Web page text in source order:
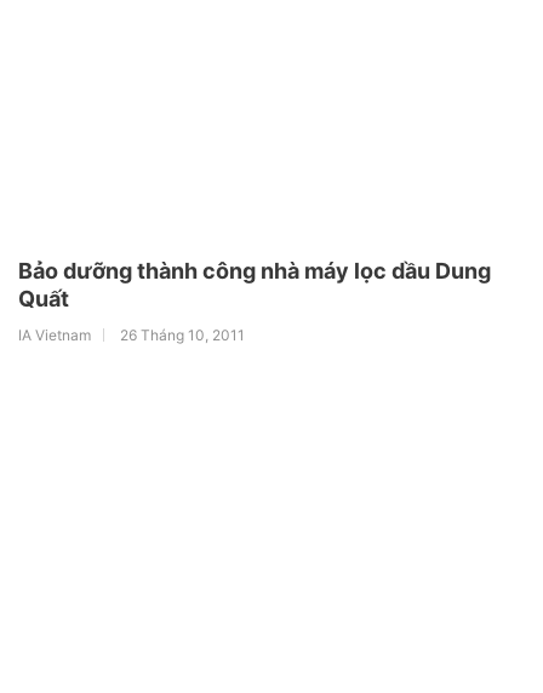
Bảo dưỡng thành công nhà máy lọc dầu Dung
Quất
IA Vietnam 26 Tháng 10, 2011